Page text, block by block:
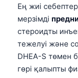
Ең жиі
мерзімді
стероидты
тежелуі және
DHEA-S төмен
гөрі қалыпты
اردو
मराठी
తెలుగు
தமிழ்
ગુજરાતી